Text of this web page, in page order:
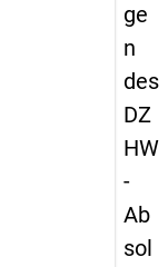
ge
n
des
DZ
HW
-
Ab
sol